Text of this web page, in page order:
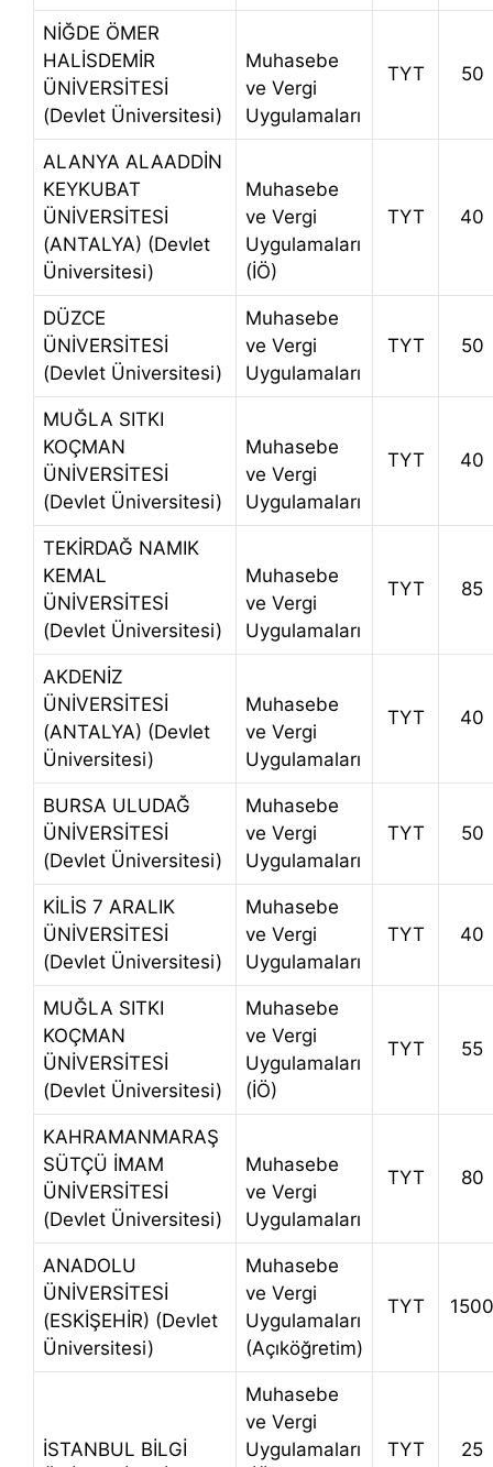
NİĞDE ÖMER
HALİSDEMİR
ÜNİVERSİTESİ
(Devlet Üniversitesi)
Muhasebe
ve Vergi
Uygulamaları
TYT 50
ALANYA ALAADDİN
KEYKUBAT
ÜNİVERSİTESİ
(ANTALYA) (Devlet
Üniversitesi)
Muhasebe
ve Vergi
Uygulamaları
(İÖ)
TYT 40
DÜZCE
ÜNİVERSİTESİ
(Devlet Üniversitesi)
Muhasebe
ve Vergi
Uygulamaları
TYT 50
MUĞLA SITKI
KOÇMAN
ÜNİVERSİTESİ
(Devlet Üniversitesi)
Muhasebe
ve Vergi
Uygulamaları
TYT 40
TEKİRDAĞ NAMIK
KEMAL
ÜNİVERSİTESİ
(Devlet Üniversitesi)
Muhasebe
ve Vergi
Uygulamaları
TYT 85
AKDENİZ
ÜNİVERSİTESİ
(ANTALYA) (Devlet
Üniversitesi)
Muhasebe
ve Vergi
Uygulamaları
TYT 40
BURSA ULUDAĞ
ÜNİVERSİTESİ
(Devlet Üniversitesi)
Muhasebe
ve Vergi
Uygulamaları
TYT 50
KİLİS 7 ARALIK
ÜNİVERSİTESİ
(Devlet Üniversitesi)
Muhasebe
ve Vergi
Uygulamaları
TYT 40
MUĞLA SITKI
KOÇMAN
ÜNİVERSİTESİ
(Devlet Üniversitesi)
Muhasebe
ve Vergi
Uygulamaları
(İÖ)
TYT 55
KAHRAMANMARAŞ
SÜTÇÜ İMAM
ÜNİVERSİTESİ
(Devlet Üniversitesi)
Muhasebe
ve Vergi
Uygulamaları
TYT 80
ANADOLU
ÜNİVERSİTESİ
(ESKİŞEHİR) (Devlet
Üniversitesi)
Muhasebe
ve Vergi
Uygulamaları
(Açıköğretim)
TYT 1500
İSTANBUL BİLGİ
Muhasebe
ve Vergi
Uygulamaları
TYT 25